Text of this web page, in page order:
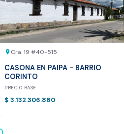
previa del reporte de avalúo
Bogotá y Medellín.
location_on Cra. 19 #40-515
CASONA EN PAIPA - BARRIO
CORINTO
PRECIO BASE
$ 3.132.306.880